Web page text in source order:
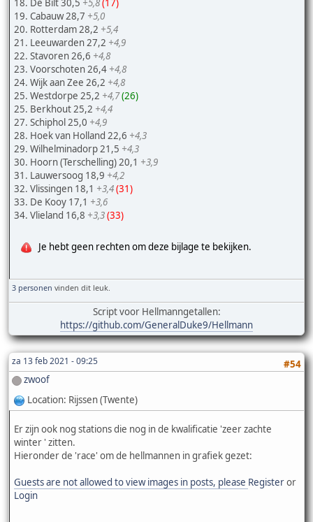
18. De Bilt 30,5 +5,8(17)
19. Cabauw 28,7 +5,0
20. Rotterdam 28,2 +5,4
21. Leeuwarden 27,2 +4,9
22. Stavoren 26,6 +4,8
23. Voorschoten 26,4 +4,8
24. Wijk aan Zee 26,2 +4,8
25. Westdorpe 25,2 +4,7(26)
25. Berkhout 25,2 +4,4
27. Schiphol 25,0 +4,9
28. Hoek van Holland 22,6 +4,3
29. Wilhelminadorp 21,5 +4,3
30. Hoorn (Terschelling) 20,1 +3,9
31. Lauwersoog 18,9 +4,2
32. Vlissingen 18,1 +3,4(31)
33. De Kooy 17,1 +3,6
34. Vlieland 16,8 +3,3(33)
Je hebt geen rechten om deze bijlage te bekijken.
3 personen vinden dit leuk.
Script voor Hellmanngetallen:
https://github.com/GeneralDuke9/Hellmann
za 13 feb 2021 - 09:25
#54
zwoof
Location: Rijssen (Twente)
Er zijn ook nog stations die nog in de kwalificatie 'zeer zachte
winter ' zitten.
Hieronder de 'race' om de hellmannen in grafiek gezet:
Guests are not allowed to view images in posts, please Registeror
Login